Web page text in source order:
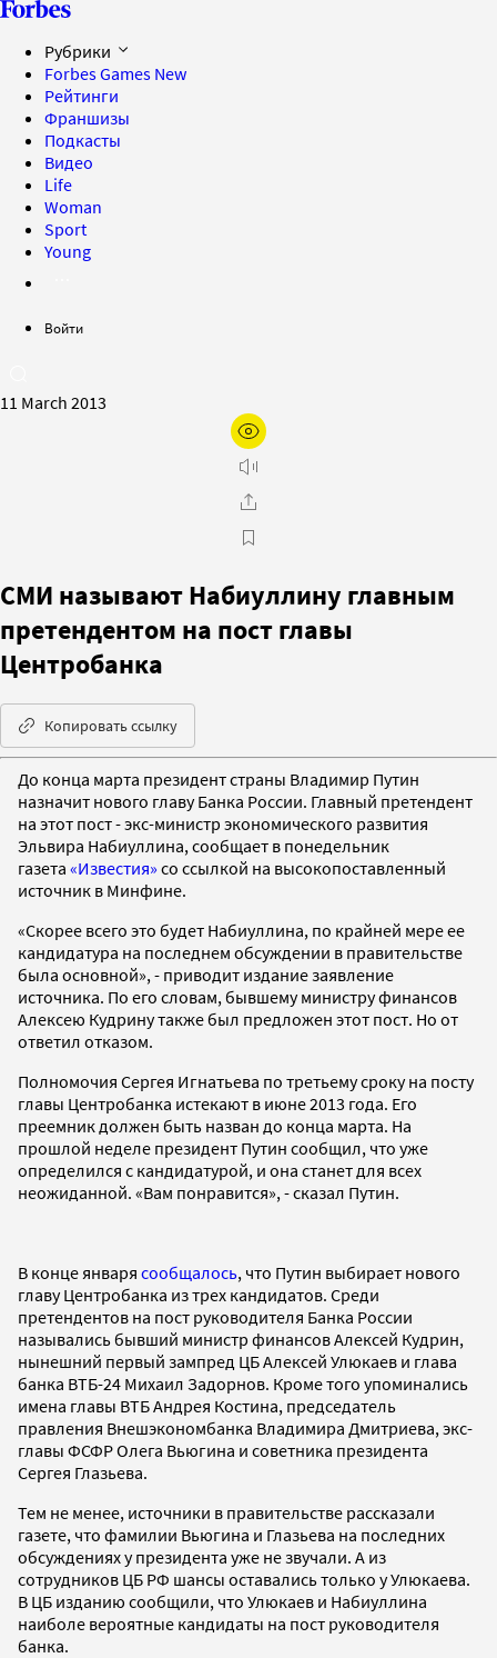
Рубрики
Forbes Games New
Рейтинги
Франшизы
Подкасты
Видео
Life
Woman
Sport
Young
Войти
11 March 2013
СМИ называют Набиуллину главным
претендентом на пост главы
Центробанка
Копировать ссылку
До конца марта президент страны Владимир Путин
назначит нового главу Банка России. Главный претендент
на этот пост - экс-министр экономического развития
Эльвира Набиуллина, сообщает в понедельник
газета «Известия» со ссылкой на высокопоставленный
источник в Минфине.
«Скорее всего это будет Набиуллина, по крайней мере ее
кандидатура на последнем обсуждении в правительстве
была основной», - приводит издание заявление
источника. По его словам, бывшему министру финансов
Алексею Кудрину также был предложен этот пост. Но от
ответил отказом.
Полномочия Сергея Игнатьева по третьему сроку на посту
главы Центробанка истекают в июне 2013 года. Его
преемник должен быть назван до конца марта. На
прошлой неделе президент Путин сообщил, что уже
определился с кандидатурой, и она станет для всех
неожиданной. «Вам понравится», - сказал Путин.
В конце января сообщалось, что Путин выбирает нового
главу Центробанка из трех кандидатов. Среди
претендентов на пост руководителя Банка России
назывались бывший министр финансов Алексей Кудрин,
нынешний первый зампред ЦБ Алексей Улюкаев и глава
банка ВТБ-24 Михаил Задорнов. Кроме того упоминались
имена главы ВТБ Андрея Костина, председатель
правления Внешэкономбанка Владимира Дмитриева, экс-
главы ФСФР Олега Вьюгина и советника президента
Сергея Глазьева.
Тем не менее, источники в правительстве рассказали
газете, что фамилии Вьюгина и Глазьева на последних
обсуждениях у президента уже не звучали. А из
сотрудников ЦБ РФ шансы оставались только у Улюкаева.
В ЦБ изданию сообщили, что Улюкаев и Набиуллина
наиболе вероятные кандидаты на пост руководителя
банка.